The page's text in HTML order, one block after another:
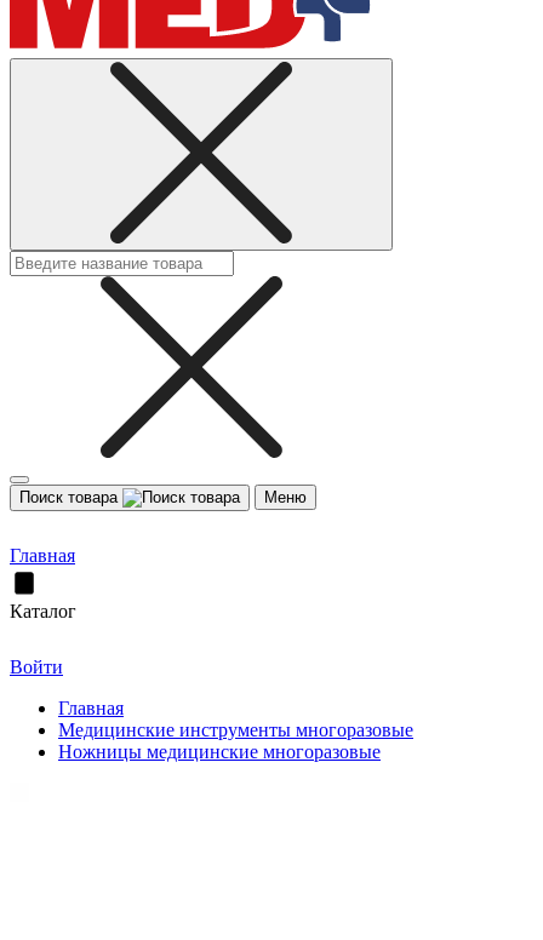
Поиск товара Меню
Главная
Каталог
Войти
Главная
Медицинские инструменты многоразовые
Ножницы медицинские многоразовые